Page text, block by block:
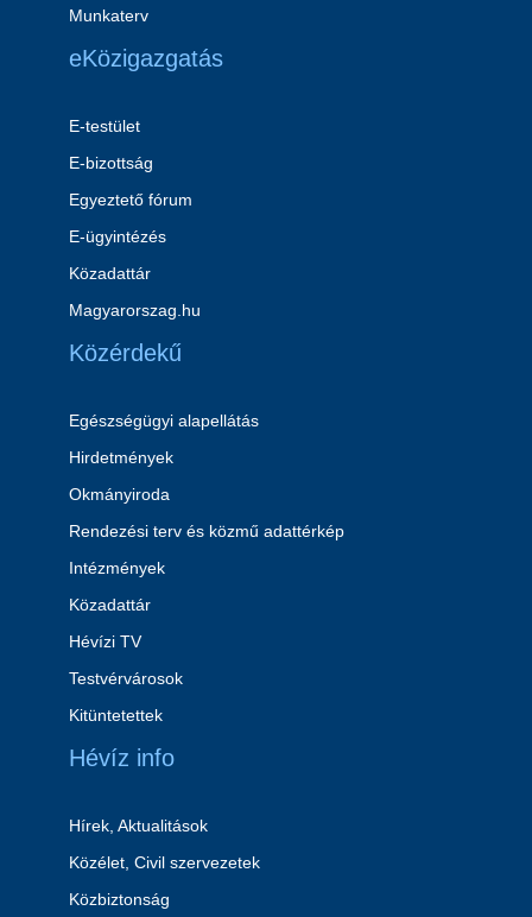
Munkaterv
eKözigazgatás
E-testület
E-bizottság
Egyeztető fórum
E-ügyintézés
Közadattár
Magyarorszag.hu
Közérdekű
Egészségügyi alapellátás
Hirdetmények
Okmányiroda
Rendezési terv és közmű adattérkép
Intézmények
Közadattár
Hévízi TV
Testvérvárosok
Kitüntetettek
Hévíz info
Hírek, Aktualitások
Közélet, Civil szervezetek
Közbiztonság